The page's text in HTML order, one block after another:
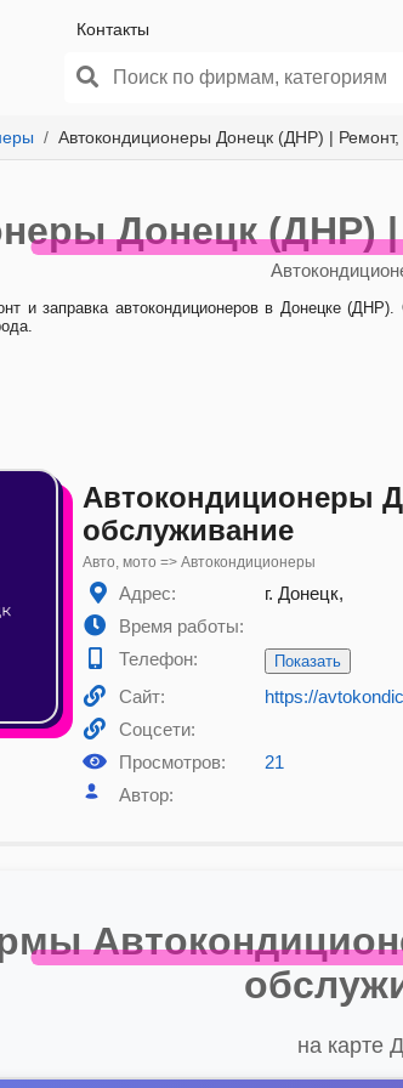
Контакты
Автокондиционеры Донецк (ДНР) | Ремонт,
Донецк (ДНР)
и заправка автокондиционеров в Донецке
Автокондиционеры
обслуживание
Авто, мото => Автокондиционеры
Адрес:
г. Донецк,
Время работы:
Телефон:
Показать
Сайт:
https://
Соцсети:
Просмотров:
21
Автор:
на карте